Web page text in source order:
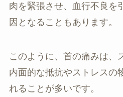
肉を緊張させ、血行不良を
因となることもあります。
このように、首の痛みは、
内面的な抵抗やストレスの
れることが多いです。